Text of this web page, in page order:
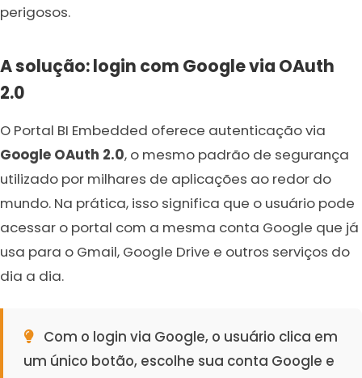
perigosos.
A solução: login com Google via OAuth
2.0
O Portal BI Embedded oferece autenticação via
Google OAuth 2.0, o mesmo padrão de segurança
utilizado por milhares de aplicações ao redor do
mundo. Na prática, isso significa que o usuário pode
acessar o portal com a mesma conta Google que já
usa para o Gmail, Google Drive e outros serviços do
dia a dia.
Com o login via Google, o usuário clica em
um único botão, escolhe sua conta Google e